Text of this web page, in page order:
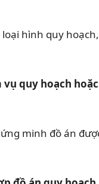
hình quy
quy hoạch
minh đồ án